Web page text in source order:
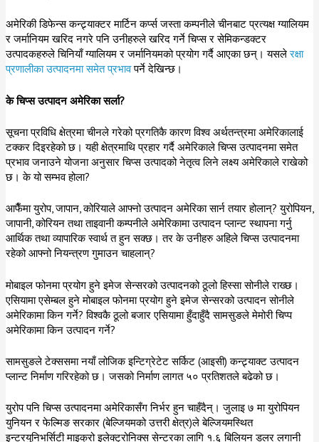
अमेरिकी डिफेन्स कन्ट्र्याक्टर मार्टिन कर्प्स जस्ता कम्पनीले चीनबाट प्रत्यक्ष ग्यालियम
र जर्मानियम खरिद नगरे पनि उनीहरुले खरिद गर्ने चिप्स र सेमिकन्डक्टर
उत्पादकहरुले चिनियाँ ग्यालियम र जर्मानियमको प्रयोग गर्दै आएका छन्। यसलेरक्षा
प्रणालीका उत्पादनमा समेत प्रभावपर्ने देखिन्छ।
के चिप्स उत्पादन अमेरिका सर्ला?
सूचना प्रविधि क्षेत्रमा चीनले गरेको प्रगतिकै कारण विश्व अर्थतन्त्रमा अमेरिकालाई
टक्कर दिइरहेको छ। यही क्षेत्रमाथि प्रहार गर्दै अमेरिकाले चिप्स उत्पादनमा समेत
प्रभाव जनाउने योजना अनुसार चिप्स उत्पादको नेतृत्व लिने लक्ष्य अमेरिकाले राखेको
छ। के यो सम्भव होला?
आफैँमा युरोप, जापान, कोरियाले आफ्नो उत्पादन अमेरिका सार्न तयार होलान्? युरोपियन,
जापानी, कोरियन तथा ताइवानी कम्पनीले अमेरिकामा उत्पादन प्लान्ट स्थापना गर्नु
आर्थिक तथा व्यापारिक स्वार्थ त हुन सक्छ। तर के उनीहरु अहिले चिप्स उत्पादनमा
रहेको आफ्नो नियन्त्रण गुमाउन चाहलान्?
मोबाइल फोनमा प्रयोग हुने इमेज सेन्सरको उत्पादनको ठूलो हिस्सा सोनीले राख्छ।
एसियामा एसेम्बल हुने मोबाइल फोनमा प्रयोग हुने इमेज सेन्सरको उत्पादन सोनीले
अमेरिकामा किन गर्ने? विश्वकै ठूलो बजार एसियामा हुँदाहुँदै सामसुङले मेमोरी चिप्प
अमेरिकामा किन उत्पादन गर्ने?
सामसुङले टेक्ससमा नयाँ लोजिक इन्टिग्रेटेट सर्किट (आइसी) कन्ट्र्याक्ट उत्पादन
प्लान्ट निर्माण गरिरहेको छ। जसको निर्माण लागत ५० प्रतिशतले बढेको छ।
युरोप पनि चिप्स उत्पादनमा अमेरिकासँग निर्भर हुन चाहँदैन्। जुलाइ ७ मा युरोपियन
युनियन र फेल्मिङ सरकार (बेल्जियमको उत्तरी क्षेत्र)ले बेल्जियमस्थित
इन्टरयुनिभर्सिटी माइक्रो इलेक्ट्रोनिक्स सेन्टरका लागि १.६ बिलियन डलर लगानी